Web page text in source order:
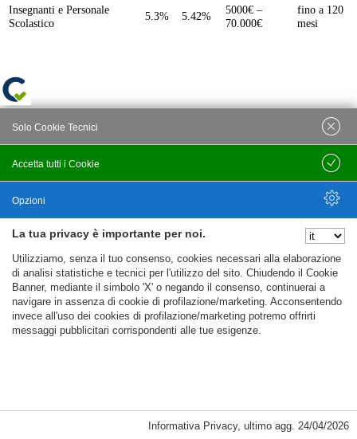
Insegnanti e Personale
Scolastico
5.3% 5.42%
5000€ –
70.000€
fino a 120
mesi
La tua privacy è importante per noi.
Utilizziamo, senza il tuo consenso, cookies necessari alla elaborazione
di analisi statistiche e tecnici per l'utilizzo del sito. Chiudendo il Cookie
Banner, mediante il simbolo 'X' o negando il consenso, continuerai a
navigare in assenza di cookie di profilazione/marketing. Acconsentendo
invece all'uso dei cookies di profilazione/marketing potremo offrirti
messaggi pubblicitari corrispondenti alle tue esigenze.
Cookie Necessari, Tecnici di Sessione
Accetta tutti i Cookie
Solo Cookie Tecnici
Salva
Opzioni
Nascondi Opzioni
Informativa Privacy, ultimo agg. 24/04/2026